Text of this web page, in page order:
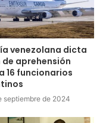
venezolana dicta
de aprehensión
16 funcionarios
septiembre de 2024